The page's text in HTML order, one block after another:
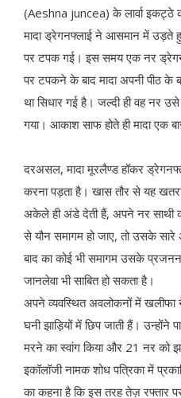
(Aeshna juncea) के लार्वा इकट्ठे
मादा ड्रेगनफ्लाई ने आसमान में उड़ते
पर टपक गई। इस समय एक नर
पर टपकने के बाद मादा अपनी पीठ के
था सिधार गई है। जल्दी ही वह नर
गया। आकाश साफ होते ही मादा एक
दरअसल, मादा मूरलैण्ड हॉकर
करना पड़ता है। खास तौर से यह
अकेले ही अंडे देती हैं, अपने नर साथी
से यौन समागम हो जाए, तो उसके
बाद का कोई भी समागम उसके
जानलेवा भी साबित हो सकता है।
अपने व्यवस्थित अवलोकनों में खलीफा
घनी झाड़ियों में छिप जाती हैं।
मरने का स्वांग किया और 21 नर को
इकॉलॉजी नामक शोध पत्रिका में
का कहना है कि इस तरह तेज़ रफ्तार